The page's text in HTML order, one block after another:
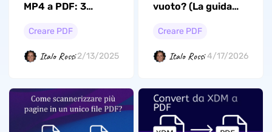
MP4 a PDF: 3
gratuiti
Creare PDF
Italo Rossi 2/13/2025
vuoto? (La guida
Creare PDF
Italo Rossi 4/17/2026